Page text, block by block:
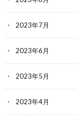
2023年7月
2023年6月
2023年5月
2023年4月